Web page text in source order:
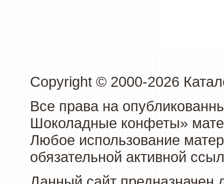
Copyright © 2000-2026
Все права на
Шоколадные конфеты»
Любое использование
обязательной активной